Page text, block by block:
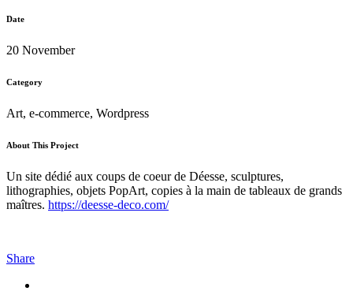
Date
20 November
Category
Art, e-commerce, Wordpress
About This Project
Un site dédié aux coups de coeur de Déesse, sculptures,
lithographies, objets PopArt, copies à la main de tableaux de grands
maîtres. https://deesse-deco.com/
Share